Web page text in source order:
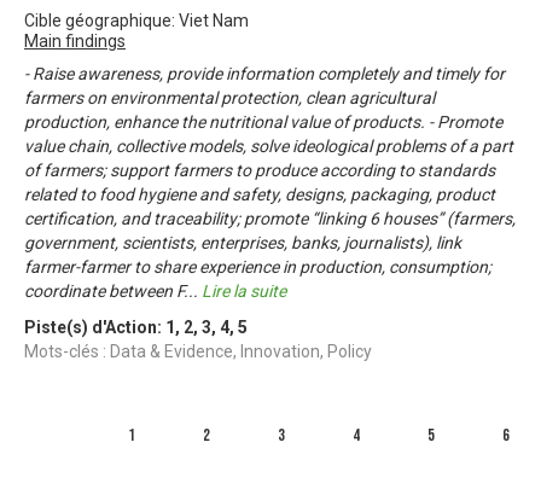
Cible géographique: Viet Nam
Main findings
- Raise awareness, provide information completely and timely for
farmers on environmental protection, clean agricultural
production, enhance the nutritional value of products. - Promote
value chain, collective models, solve ideological problems of a part
of farmers; support farmers to produce according to standards
related to food hygiene and safety, designs, packaging, product
certification, and traceability; promote “linking 6 houses” (farmers,
government, scientists, enterprises, banks, journalists), link
farmer-farmer to share experience in production, consumption;
coordinate between F... Lire la suite
Piste(s) d'Action: 1 , 2, 3, 4, 5
Mots-clés : Data & Evidence, Innovation, Policy
1 2 3 4 5 6